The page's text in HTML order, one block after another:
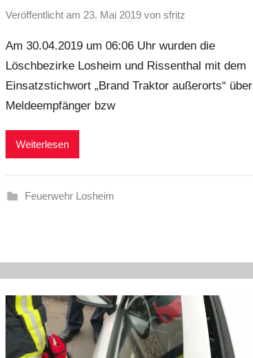
Veröffentlicht am 23. Mai 2019 vonsfritz
Am 30.04.2019 um 06:06 Uhr wurden die
Löschbezirke Losheim und Rissenthal mit dem
Einsatzstichwort „Brand Traktor außerorts“ über
Meldeempfänger bzw
Weiterlesen
Feuerwehr Losheim